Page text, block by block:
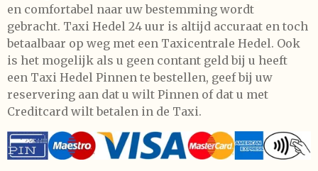
en comfortabel naar uw bestemming wordt
gebracht. Taxi Hedel 24 uur is altijd accuraat en toch
betaalbaar op weg met een Taxicentrale Hedel. Ook
is het mogelijk als u geen contant geld bij u heeft
een Taxi Hedel Pinnen te bestellen, geef bij uw
reservering aan dat u wilt Pinnen of dat u met
Creditcard wilt betalen in de Taxi.